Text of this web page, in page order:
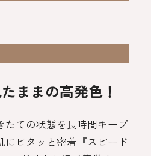
ままの高発色！
たての状態を長時間キープ
にピタッと密着『スピード